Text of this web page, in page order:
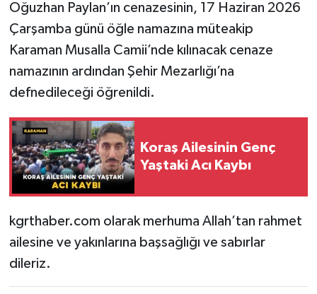
Oğuzhan Paylan’ın cenazesinin, 17 Haziran 2026
Çarşamba günü öğle namazına müteakip
Karaman Musalla Camii’nde kılınacak cenaze
namazının ardından Şehir Mezarlığı’na
defnedileceği öğrenildi.
Koraş Ailesinin Genç
Yaştaki Acı Kaybı
kgrthaber.com olarak merhuma Allah’tan rahmet
ailesine ve yakınlarına başsağlığı ve sabırlar
dileriz.